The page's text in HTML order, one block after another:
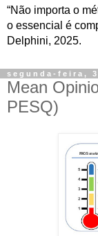
“Não importa o
o essencial é
Delphini, 2025.
segunda-feira,
Mean
PESQ)